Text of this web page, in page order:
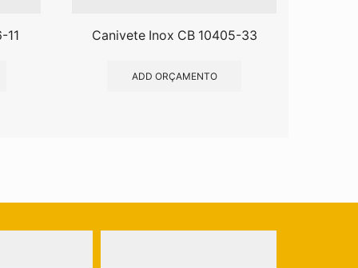
11 Canivete Inox CB 10405-33
ADD ORÇAMENTO